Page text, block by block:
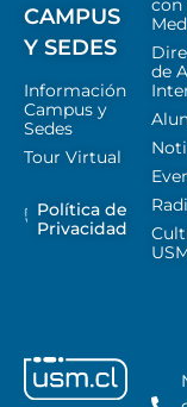
CAMPUS
Y SEDES
Información
Campus y
Sedes
Tour Virtual
Política de
Privacidad
con
de